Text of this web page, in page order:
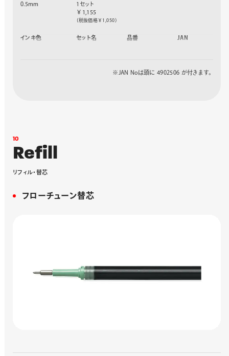
0.5mm
1セット
￥1,155
（税抜価格￥1,050）
インキ色 セット名 品番 JAN
※JAN Noは頭に 4902506 が付きます。
10
Refill
リフ ィ ル・ 替芯
フローチューン替芯